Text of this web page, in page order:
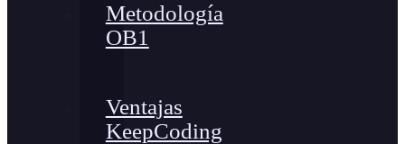
Metodología
OB1
Ventajas
KeepCoding